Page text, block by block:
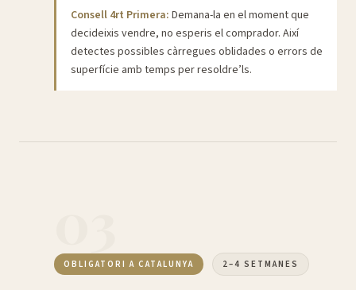
Consell 4rt Primera: Demana-la en el moment que
decideixis vendre, no esperis el comprador. Així
detectes possibles càrregues oblidades o errors de
superfície amb temps per resoldre’ls.
OBLIGATORI A CATALUNYA 2–4 SETMANES